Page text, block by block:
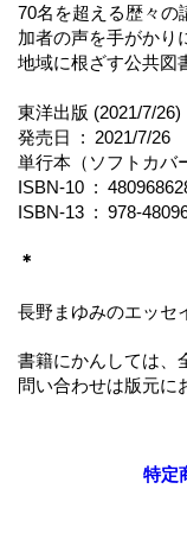
70名を超える歴々の
加者の声を手がかり
地域に根ざす公共図
東洋出版 (2021/7/26)
発売日 ‏ : ‎ 2021/7/26
ISBN-10 ‏ :
ISBN-13 ‏ : ‎ 978-
＊
長野まゆみのエッセ
書籍にかんしては、
問い合わせは版元に
特定